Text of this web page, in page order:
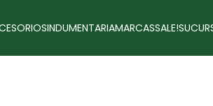
INDUMENTARIAMARCASSALE!